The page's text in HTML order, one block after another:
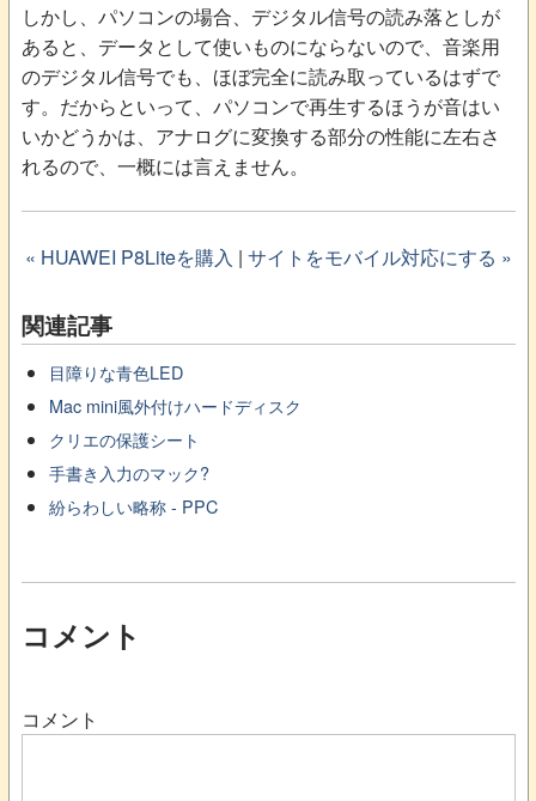
しかし、パソコンの場合、デジタル信号の読み落としが
あると、データとして使いものにならないので、音楽用
のデジタル信号でも、ほぼ完全に読み取っているはずで
す。だからといって、パソコンで再生するほうが音はい
いかどうかは、アナログに変換する部分の性能に左右さ
れるので、一概には言えません。
« HUAWEI P8Liteを購入 | サイトをモバイル対応にする »
関連記事
目障りな青色LED
Mac mini風外付けハードディスク
クリエの保護シート
手書き入力のマック?
紛らわしい略称 - PPC
コメント
コメント